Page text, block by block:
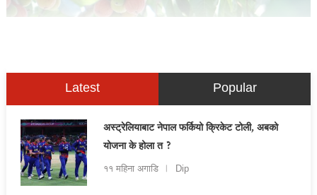
Latest Popular
अस्ट्रेलियाबाट नेपाल फर्कियो क्रिकेट टोली, अबको
योजना के होला त ?
११ महिना अगाडि Dip